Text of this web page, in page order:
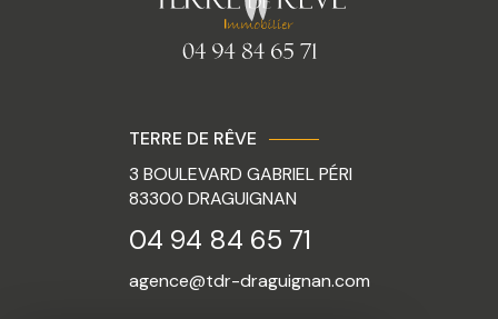
TERRE DE RÊVE
3 BOULEVARD GABRIEL PÉRI
83300 DRAGUIGNAN
04 94 84 65 71
agence@tdr-draguignan.com